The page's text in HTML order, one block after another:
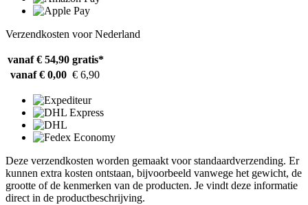
Verzendkosten voor Nederland
vanaf € 54,90 gratis*
vanaf € 0,00 € 6,90
Deze verzendkosten worden gemaakt voor standaardverzending. Er
kunnen extra kosten ontstaan, bijvoorbeeld vanwege het gewicht, de
grootte of de kenmerken van de producten. Je vindt deze informatie
direct in de productbeschrijving.